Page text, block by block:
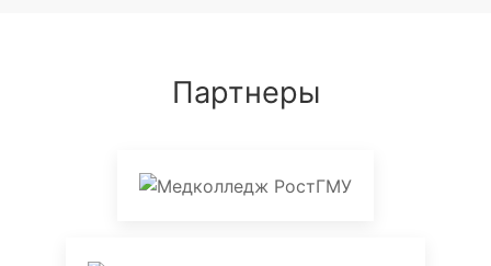
Партнеры